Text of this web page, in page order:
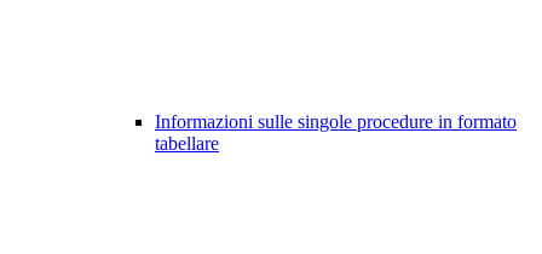
Informazioni sulle singole procedure in formato
tabellare